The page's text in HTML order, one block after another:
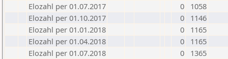
Elozahl per 01.07.2017
0
1058
Elozahl per 01.10.2017
0
1146
Elozahl per 01.01.2018
0
1165
Elozahl per 01.04.2018
0
1165
Elozahl per 01.07.2018
0
1365